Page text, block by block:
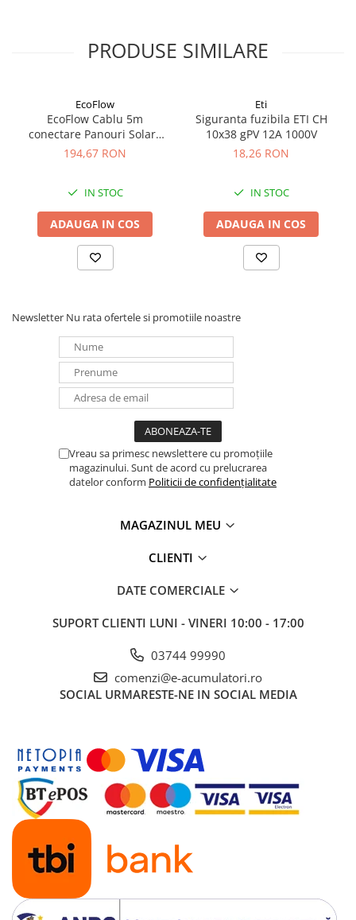
Stabilizatoare Tensiune
Cabinete baterii
Acumulatori UPS
Drumetii / Camping
Frigidere portabile
Panouri portabile
Racire/Incalzire
Statii energie portabile
Electrice
Intrerupatoare si prize
Dulapuri pentru cablare
structurata
Lumina (Becuri si Lanterne)
Laptop & PC accesorii, baterii,
cabluri USB, prelungitoare USB
Solutii solare portabile
Sisteme de prindere
Statii de incarcare EV
PRODUSE SIMILARE
EcoFlow
EcoFlow Cablu 5m
conectare Panouri Solare
MC4 la XT60i
194,67 RON
IN STOC
ADAUGA IN COS
Eti
Siguranta fuzibila ETI CH
10x38 gPV 12A 1000V
18,26 RON
IN STOC
ADAUGA IN COS
Newsletter Nu rata ofertele si promotiile noastre
Vreau sa primesc newslettere cu promoțiile
magazinului. Sunt de acord cu prelucrarea
datelor conform Politicii de confidențialitate
MAGAZINUL MEU
CLIENTI
DATE COMERCIALE
SUPORT CLIENTI LUNI - VINERI 10:00 - 17:00
03744 99990
comenzi@e-acumulatori.ro
SOCIAL URMARESTE-NE IN SOCIAL MEDIA